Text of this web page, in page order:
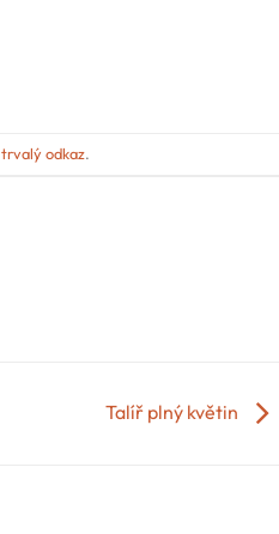
trvalý odkaz.
Talíř plný květin